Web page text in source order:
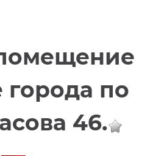
города по
46.